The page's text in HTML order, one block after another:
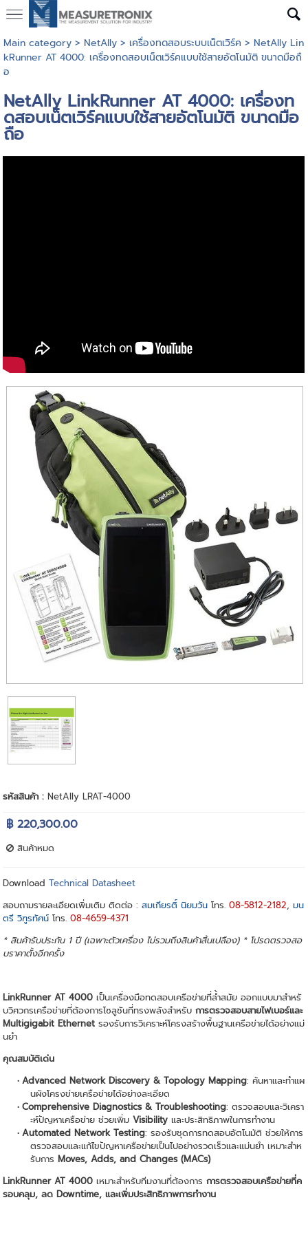
Main category> NetAlly> เครื่องทดสอบระบบเน็ตเวิร์ค > NetAlly Lin
kRunner AT 4000: เครื่องทดสอบเน็ตเวิร์คแบบใช้สายอัตโนมัติ ขนาดมือถื
อ
NetAlly LinkRunner AT 4000: เครื่องท
ดสอบเน็ตเวิร์คแบบใช้สายอัตโนมัติ ขนาดมือ
ถือ
รหัสสินค้า :NetAlly LRAT-4000
฿ 220,300.00
สินค้าหมด
DownloadTechnical Datasheet
สอบถามรายละเอียดเพิ่มเติม ติดต่อ :สมเกียรติ์ นิยมวัน โทร.08-5812-2182,มน
ตรี วิฑูรทัศน์ โทร.08-4659-4371
* สินค้ารับประกัน 1 ปี (เฉพาะตัวเครื่อง ไม่รวมถึงสินค้าสิ้นเปลือง) * โปรดตรวจสอ
บราคาตั้งอีกครั้ง
LinkRunner AT 4000 เป็นเครื่องมือทดสอบเครือข่ายที่ล้ำสมัย ออกแบบมาสำหรั
บวิศวกรเครือข่ายที่ต้องการโซลูชันที่ทรงพลังสำหรับการตรวจสอบสายไฟเบอร์และ
Multigigabit Ethernet รองรับการวิเคราะห์โครงสร้างพื้นฐานเครือข่ายได้อย่างแม่
นยำ
คุณสมบัติเด่น
Advanced Network Discovery & Topology Mapping: ค้นหาและทำแผ
นผังโครงข่ายเครือข่ายได้อย่างละเอียด
Comprehensive Diagnostics & Troubleshooting: ตรวจสอบและวิเครา
ะห์ปัญหาเครือข่าย ช่วยเพิ่มVisibility และประสิทธิภาพในการทำงาน
Automated Network Testing: รองรับชุดการทดสอบอัตโนมัติ ช่วยให้การ
ตรวจสอบและแก้ไขปัญหาเครือข่ายเป็นไปอย่างรวดเร็วและแม่นยำ เหมาะสำห
รับการMoves, Adds, and Changes (MACs)
LinkRunner AT 4000 เหมาะสำหรับทีมงานที่ต้องการการตรวจสอบเครือข่ายที่ค
รอบคลุม, ลด Downtime, และเพิ่มประสิทธิภาพการทำงาน